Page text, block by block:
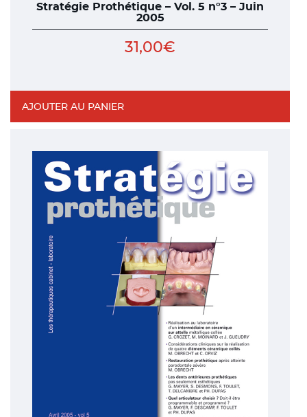
Stratégie Prothétique – Vol. 5 n°3 – Juin
2005
31,00€
AJOUTER AU PANIER